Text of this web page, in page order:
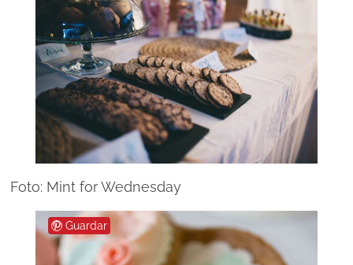
Foto: Mint for Wednesday
Guardar